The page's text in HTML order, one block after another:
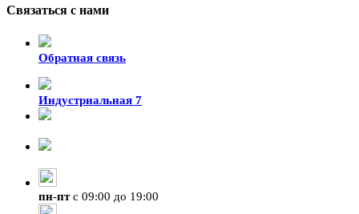
Связаться с нами
Обратная связь
Индустриальная 7
пн-птс 09:00 до 19:00